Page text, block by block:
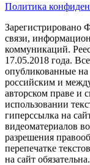
Политика
Зарегистрировано
связи,
коммуникаций.
17.05.2018 года.
опубликованные
российским и
авторском праве
использовании
гиперссылка на
видеоматериалов
разрешения
перепечатке
на сайт